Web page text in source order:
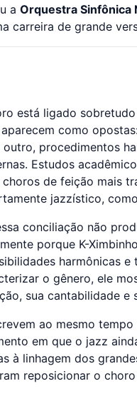
a Orquestra Sinfônica
carreira de grande
está ligado
como
procedimentos
Estudos
de feição mais
jazzístico, como
conciliação não
porque K-
harmônicas
o gênero, ele
sua cantabilidade e
ao mesmo
em que o jazz
à linhagem dos
reposicionar o